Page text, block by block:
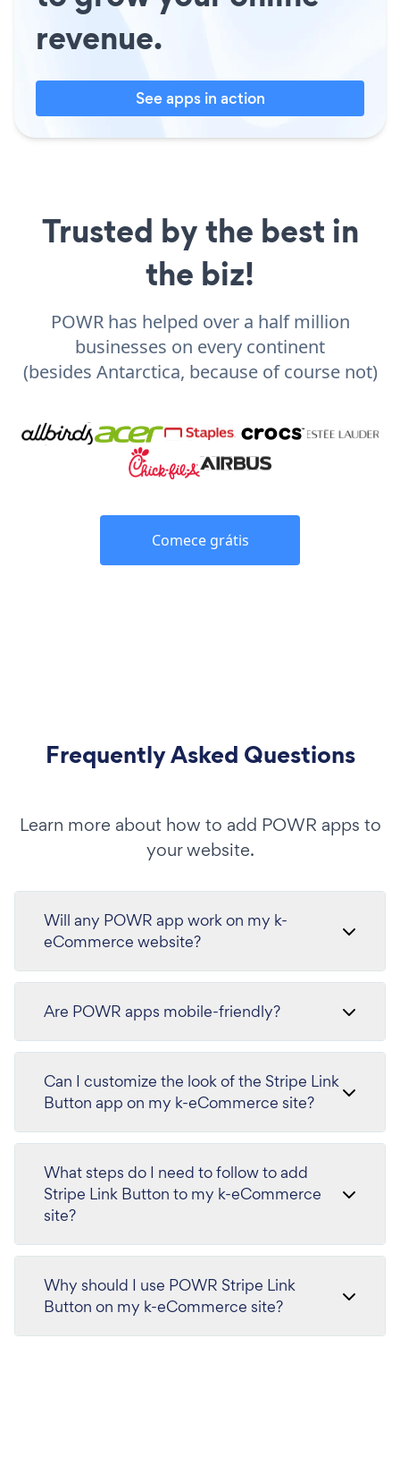
revenue.
See apps in action
Trusted by the best in
the biz!
POWR has helped over a half million
businesses on every continent
(besides Antarctica, because of course not)
Comece grátis
Frequently Asked Questions
Learn more about how to add POWR apps to
your website.
Will any POWR app work on my k-
eCommerce website?
Are POWR apps mobile-friendly?
Can I customize the look of the Stripe Link
Button app on my k-eCommerce site?
What steps do I need to follow to add
Stripe Link Button to my k-eCommerce
site?
Why should I use POWR Stripe Link
Button on my k-eCommerce site?